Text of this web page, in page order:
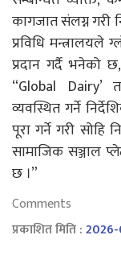
कागजात संलग्न गरी
प्रविधि मन्त्रालयले
प्रदान गर्दै भनेको
“Global Dairy’
व्यवस्थित गर्ने
पूरा गर्ने गरी
सामाजिक सञ्जाल
छ ।”
Comments
प्रकाशित मिति :2026-